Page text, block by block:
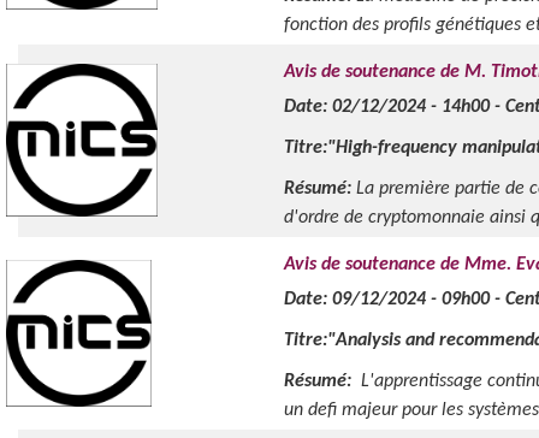
fonction des profils génétiques
Avis de soutenance de M.
Date: 02/12/2024 - 14h00 -
Titre:"High-frequency
Résumé: La première partie de
d'ordre de cryptomonnaie ainsi
Avis de soutenance de Mme.
Date: 09/12/2024 - 09h00 -
Titre:"Analysis and
Résumé: L'apprentissage
un defi majeur pour les